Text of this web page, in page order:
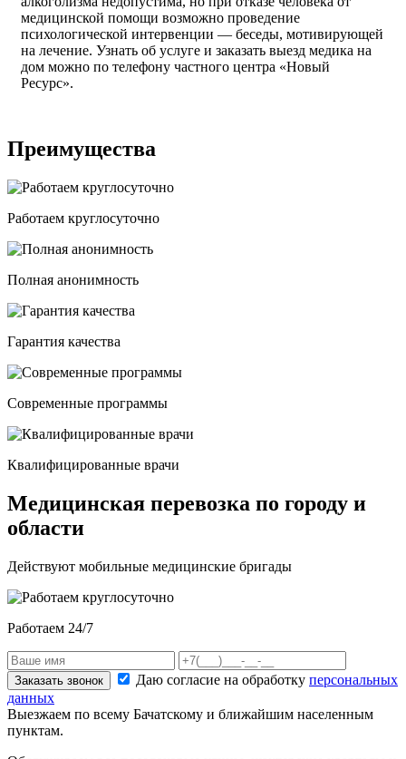
медицинской помощи возможно проведение
психологической интервенции — беседы, мотивирующей
на лечение. Узнать об услуге и заказать выезд медика на
дом можно по телефону частного центра «Новый
Ресурс».
Преимущества
Работаем круглосуточно
Полная анонимность
Гарантия качества
Современные программы
Квалифицированные врачи
Медицинская перевозка по городу и
области
Действуют мобильные медицинские бригады
Работаем 24/7
Заказать звонок Даю согласие на обработку персональных
данных
Выезжаем по всему Бачатскому и ближайшим населенным
пунктам.